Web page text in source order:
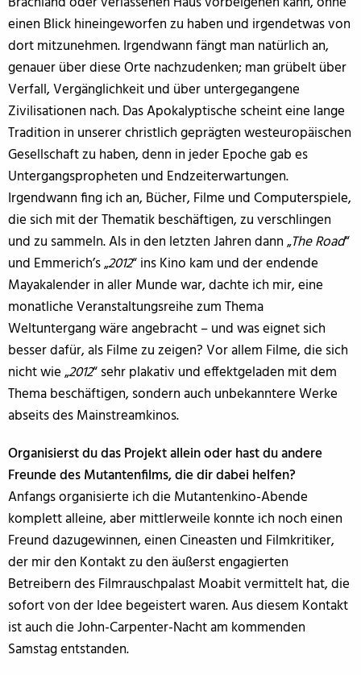
einen Blick hineingeworfen zu haben und irgendetwas von
dort mitzunehmen. Irgendwann fängt man natürlich an,
genauer über diese Orte nachzudenken; man grübelt über
Verfall, Vergänglichkeit und über untergegangene
Zivilisationen nach. Das Apokalyptische scheint eine lange
Tradition in unserer christlich geprägten westeuropäischen
Gesellschaft zu haben, denn in jeder Epoche gab es
Untergangspropheten und Endzeiterwartungen.
Irgendwann fing ich an, Bücher, Filme und Computerspiele,
die sich mit der Thematik beschäftigen, zu verschlingen
und zu sammeln. Als in den letzten Jahren dann „The Road“
und Emmerich’s „2012“ ins Kino kam und der endende
Mayakalender in aller Munde war, dachte ich mir, eine
monatliche Veranstaltungsreihe zum Thema
Weltuntergang wäre angebracht – und was eignet sich
besser dafür, als Filme zu zeigen? Vor allem Filme, die sich
nicht wie „2012“ sehr plakativ und effektgeladen mit dem
Thema beschäftigen, sondern auch unbekanntere Werke
abseits des Mainstreamkinos.
Organisierst du das Projekt allein oder hast du andere
Freunde des Mutantenfilms, die dir dabei helfen?
Anfangs organisierte ich die Mutantenkino-Abende
komplett alleine, aber mittlerweile konnte ich noch einen
Freund dazugewinnen, einen Cineasten und Filmkritiker,
der mir den Kontakt zu den äußerst engagierten
Betreibern des Filmrauschpalast Moabit vermittelt hat, die
sofort von der Idee begeistert waren. Aus diesem Kontakt
ist auch die John-Carpenter-Nacht am kommenden
Samstag entstanden.